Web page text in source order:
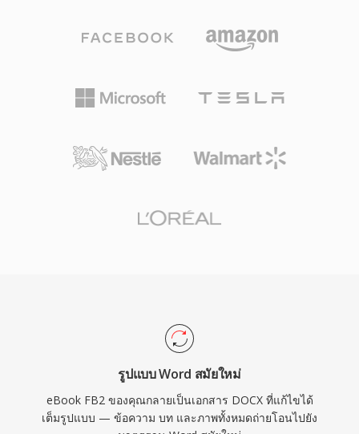
รูปแบบ Word สมัยใหม่
eBook FB2 ของคุณกลายเป็นเอกสาร DOCX ที่แก้ไขได้
เต็มรูปแบบ — ข้อความ บท และภาพทั้งหมดถ่ายโอนไปยัง